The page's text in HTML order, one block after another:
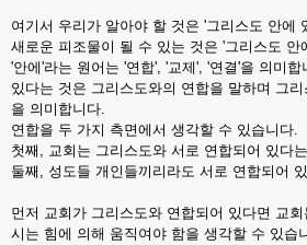
여기서 우리가 알아야 할 것은 '그리스도 안에
새로운 피조물이 될 수 있는 것은 '그리스도 안
'안에'라는 원어는 '연합', '교제', '연결'을 의미
있다는 것은 그리스도와의 연합을 말하며 그
을 의미합니다.
연합을 두 가지 측면에서 생각할 수 있습니다.
첫째, 교회는 그리스도와 서로 연합되어 있다
둘째, 성도들 개인들끼리라도 서로 연합되어
먼저 교회가 그리스도와 연합되어 있다면 교
시는 힘에 의해 움직여야 함을 생각할 수 있습